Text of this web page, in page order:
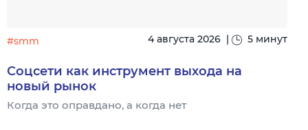
#smm 4 августа 2026 | 5 минут
Соцсети как инструмент выхода на
новый рынок
Когда это оправдано, а когда нет